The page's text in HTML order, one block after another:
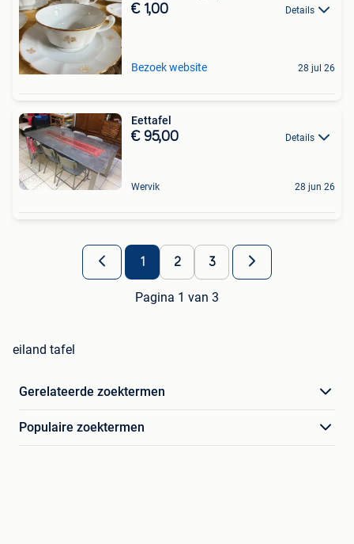
€ 1,00 Details
Bezoek website 28 jul 26
Eettafel
€ 95,00 Details
Wervik 28 jun 26
1 2 3
Pagina 1 van 3
eiland tafel
Gerelateerde zoektermen
Populaire zoektermen